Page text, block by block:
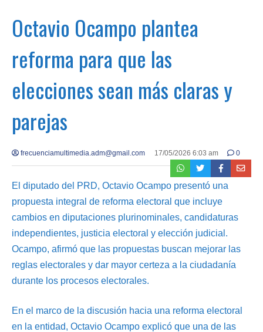
Octavio Ocampo plantea
reforma para que las
elecciones sean más claras y
parejas
frecuenciamultimedia.adm@gmail.com 17/05/2026 6:03 am 0
El diputado del PRD, Octavio Ocampo presentó una
propuesta integral de reforma electoral que incluye
cambios en diputaciones plurinominales, candidaturas
independientes, justicia electoral y elección judicial.
Ocampo, afirmó que las propuestas buscan mejorar las
reglas electorales y dar mayor certeza a la ciudadanía
durante los procesos electorales.
En el marco de la discusión hacia una reforma electoral
en la entidad, Octavio Ocampo explicó que una de las